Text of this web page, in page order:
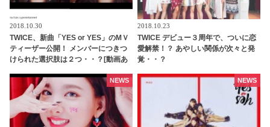
2018.10.30
TWICE、新曲「YES or YES」のМＶ
ティーザー公開！ メンバーにつきつ
けられた選択肢は２つ・・？[動画あ
2018.10.23
TWICE デビュー３周年で、ついに恋
愛解禁！？ あやしい関係が次々と発
覚・・？
NEWS NEWS